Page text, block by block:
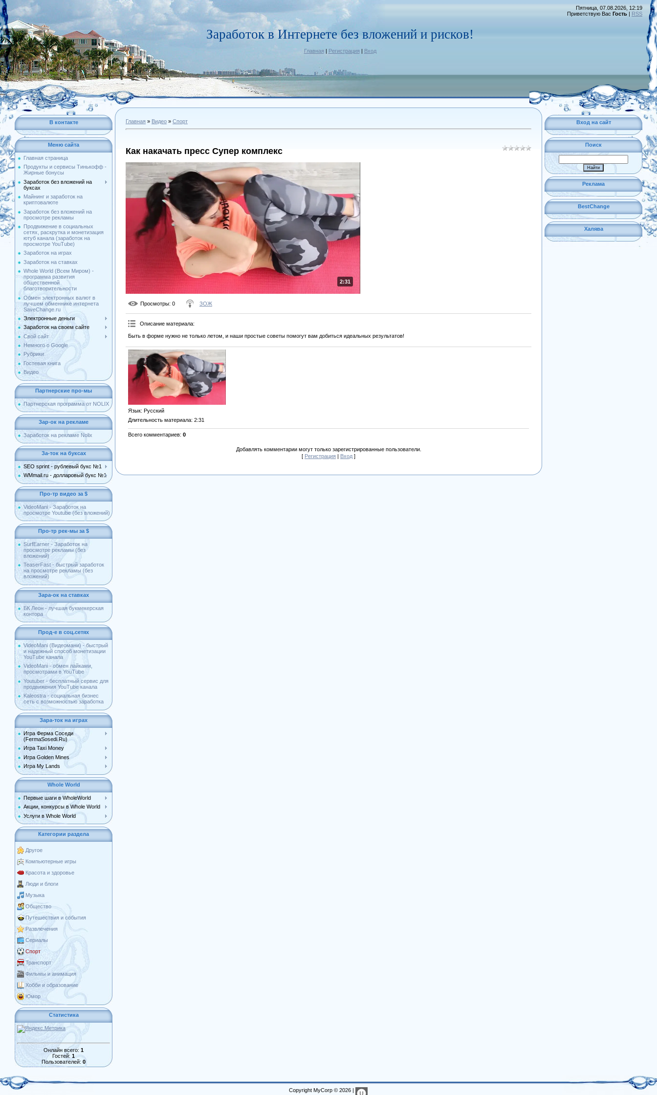
Заработок в Интернете без вложений и рисков!
Главная | Регистрация | Вход
Пятница, 07.08.2026, 12:19
Приветствую Вас Гость | RSS
В контакте
Меню сайта
Главная страница
Продукты и сервисы Тинькофф -
Жирные бонусы
Заработок без вложений на
буксах
Майнинг и заработок на
криптовалюте
Заработок без вложений на
просмотре рекламы
Продвижение в социальных
сетях, раскрутка и монетизация
ютуб канала (заработок на
просмотре YouTube)
Заработок на играх
Заработок на ставках
Whole World (Всем Миром) -
программа развития
общественной
благотворительности
Обмен электронных валют в
лучшем обменнике интернета
SaveChange.ru
Электронные деньги
Заработок на своем сайте
Свой сайт
Немного о Google
Рубрики
Гостевая книга
Видео
Партнерские про-мы
Партнерская программа от NOLIX
Зар-ок на рекламе
Заработок на рекламе Nolix
За-ток на буксах
SEO sprint - рублевый букс №1
WMmail.ru - долларовый букс №1
Про-тр видео за $
VideoMani - Заработок на
просмотре Youtube (без вложений)
Про-тр рек-мы за $
SurfEarner - Заработок на
просмотре рекламы (без
вложений)
TeaserFast - быстрый заработок
на просмотре рекламы (без
вложений)
Зара-ок на ставках
БК Леон - лучшая букмекерская
контора
Прод-е в соц.сетях
VideoMani (Видеомани) - быстрый
и надежный способ монетизации
YouTube канала
VideoMani - обмен лайками,
просмотрами в YouTube
Youtuber - бесплатный сервис для
продвижения YouTube канала
Kaleostra - социальная бизнес
сеть с возможностью заработка
Зара-ток на играх
Игра Ферма Соседи
(FermaSosedi.Ru)
Игра Taxi Money
Игра Golden Mines
Игра My Lands
Whole World
Первые шаги в WholeWorld
Акции, конкурсы в Whole World
Услуги в Whole World
Категории раздела
Другое
Компьютерные игры
Красота и здоровье
Люди и блоги
Музыка
Общество
Путешествия и события
Развлечения
Сериалы
Спорт
Транспорт
Фильмы и анимация
Хобби и образование
Юмор
Статистика
Онлайн всего: 1
Гостей: 1
Пользователей: 0
Главная » Видео » Спорт
Как накачать пресс Супер комплекс
2:31
Просмотры: 0 ЗОЖ
Описание материала:
Быть в форме нужно не только летом, и наши простые советы помогут вам добиться идеальных результатов!
Язык: Русский
Длительность материала: 2:31
Всего комментариев: 0
Добавлять комментарии могут только зарегистрированные пользователи.
[ Регистрация | Вход ]
Вход на сайт
Поиск
Реклама
BestChange
Халява
Copyright MyCorp © 2026 |